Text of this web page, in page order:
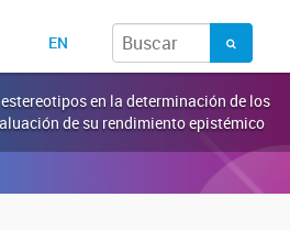
EN
en la determinación de los
de su rendimiento epistémico